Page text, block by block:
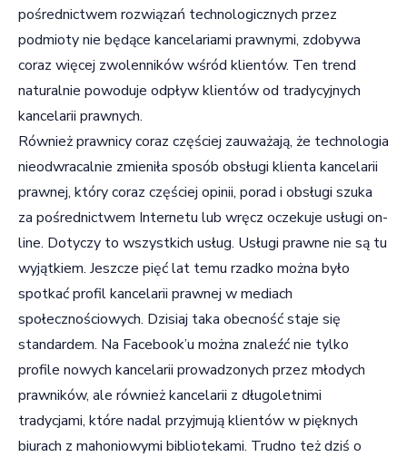
pośrednictwem rozwiązań technologicznych przez
podmioty nie będące kancelariami prawnymi, zdobywa
coraz więcej zwolenników wśród klientów. Ten trend
naturalnie powoduje odpływ klientów od tradycyjnych
kancelarii prawnych.
Również prawnicy coraz częściej zauważają, że technologia
nieodwracalnie zmieniła sposób obsługi klienta kancelarii
prawnej, który coraz częściej opinii, porad i obsługi szuka
za pośrednictwem Internetu lub wręcz oczekuje usługi on-
line. Dotyczy to wszystkich usług. Usługi prawne nie są tu
wyjątkiem. Jeszcze pięć lat temu rzadko można było
spotkać profil kancelarii prawnej w mediach
społecznościowych. Dzisiaj taka obecność staje się
standardem. Na Facebook’u można znaleźć nie tylko
profile nowych kancelarii prowadzonych przez młodych
prawników, ale również kancelarii z długoletnimi
tradycjami, które nadal przyjmują klientów w pięknych
biurach z mahoniowymi bibliotekami. Trudno też dziś o